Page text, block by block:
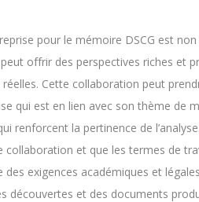
pour le mémoire DSCG est
offrir des perspectives riches et
Cette collaboration peut
qui est en lien avec son thème de
renforcent la pertinence de
collaboration et que les termes de
des exigences académiques et
découvertes et des documents